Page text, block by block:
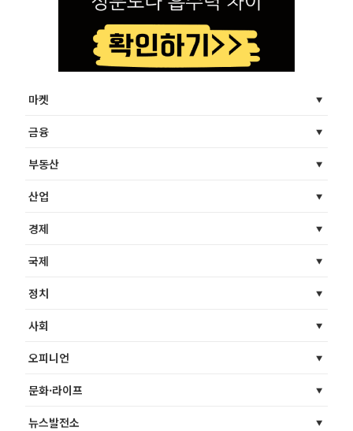
마켓
금융
부동산
산업
경제
국제
정치
사회
오피니언
문화·라이프
뉴스발전소